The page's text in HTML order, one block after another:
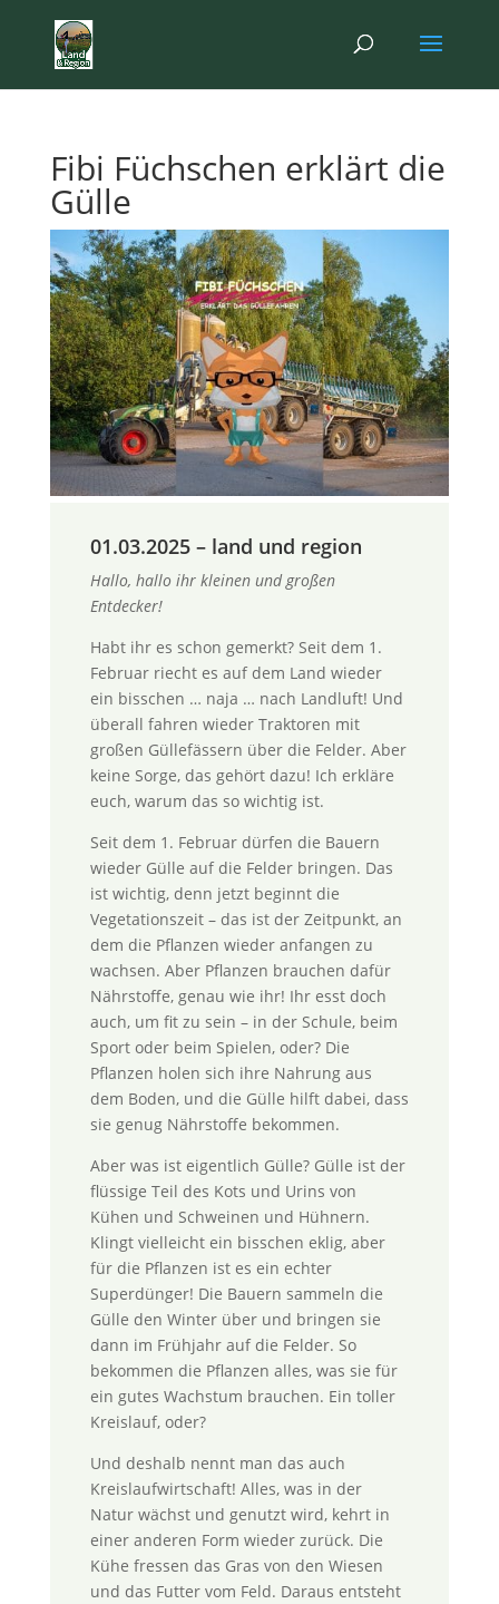
Fibi Füchschen erklärt die
Gülle
01.03.2025 – land und region
Hallo, hallo ihr kleinen und großen
Entdecker!
Habt ihr es schon gemerkt? Seit dem 1.
Februar riecht es auf dem Land wieder
ein bisschen … naja … nach Landluft! Und
überall fahren wieder Traktoren mit
großen Güllefässern über die Felder. Aber
keine Sorge, das gehört dazu! Ich erkläre
euch, warum das so wichtig ist.
Seit dem 1. Februar dürfen die Bauern
wieder Gülle auf die Felder bringen. Das
ist wichtig, denn jetzt beginnt die
Vegetationszeit – das ist der Zeitpunkt, an
dem die Pflanzen wieder anfangen zu
wachsen. Aber Pflanzen brauchen dafür
Nährstoffe, genau wie ihr! Ihr esst doch
auch, um fit zu sein – in der Schule, beim
Sport oder beim Spielen, oder? Die
Pflanzen holen sich ihre Nahrung aus
dem Boden, und die Gülle hilft dabei, dass
sie genug Nährstoffe bekommen.
Aber was ist eigentlich Gülle? Gülle ist der
flüssige Teil des Kots und Urins von
Kühen und Schweinen und Hühnern.
Klingt vielleicht ein bisschen eklig, aber
für die Pflanzen ist es ein echter
Superdünger! Die Bauern sammeln die
Gülle den Winter über und bringen sie
dann im Frühjahr auf die Felder. So
bekommen die Pflanzen alles, was sie für
ein gutes Wachstum brauchen. Ein toller
Kreislauf, oder?
Und deshalb nennt man das auch
Kreislaufwirtschaft! Alles, was in der
Natur wächst und genutzt wird, kehrt in
einer anderen Form wieder zurück. Die
Kühe fressen das Gras von den Wiesen
und das Futter vom Feld. Daraus entsteht